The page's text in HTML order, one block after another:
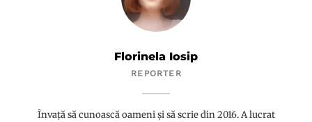
Florinela Iosip
REPORTER
Învață să cunoască oameni și să scrie din 2016. A lucrat